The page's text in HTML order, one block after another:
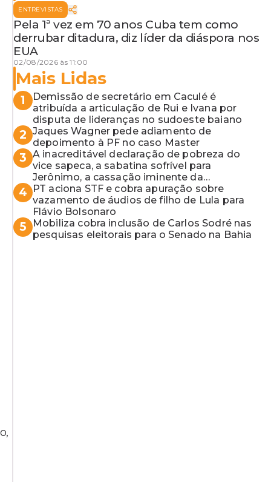
ENTREVISTAS
Pela 1ª vez em 70 anos Cuba tem como
derrubar ditadura, diz líder da diáspora nos
EUA
02/08/2026 às 11:00
Mais Lidas
1
Demissão de secretário em Caculé é
atribuída a articulação de Rui e Ivana por
disputa de lideranças no sudoeste baiano
2 Jaques Wagner pede adiamento de
depoimento à PF no caso Master
3 A inacreditável declaração de pobreza do
vice sapeca, a sabatina sofrível para
Jerônimo, a cassação iminente da
desembargadora e a vaga do Quinto para o
MP baiano
4
PT aciona STF e cobra apuração sobre
vazamento de áudios de filho de Lula para
Flávio Bolsonaro
5
Mobiliza cobra inclusão de Carlos Sodré nas
pesquisas eleitorais para o Senado na Bahia